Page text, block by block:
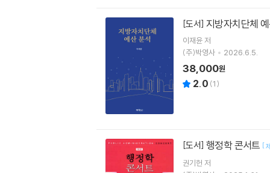
[도서] 지방자치단체
이재윤 저
(주)박영사
2026.6.5.
38,000원
2.0 (1)
[도서] 행정학 콘서트 [
권기헌 저